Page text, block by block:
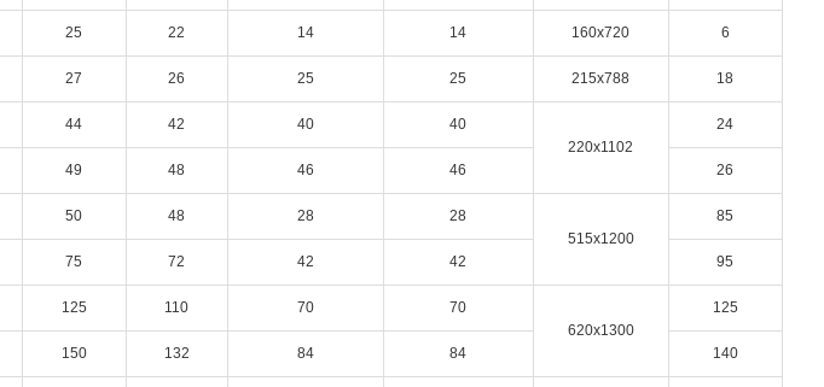
25 22 14 14 160x720 6
27 26 25 25 215x788 18
44 42 40
40
220x1102
24
49 48 46 46 26
50 48 28
28
515x1200
85
75 72 42 42 95
125 110 70
70
620x1300
125
150 132 84 84 140